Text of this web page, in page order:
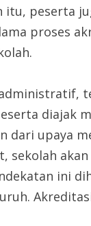
itu, peserta
proses
diajak
dari upaya
sekolah
ini